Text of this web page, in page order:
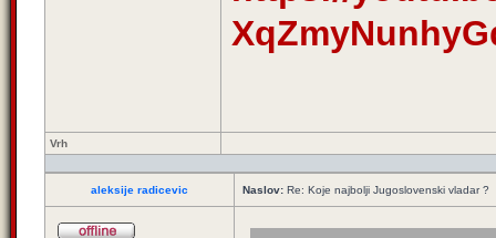
Vrh
aleksije radicevic Naslov: Re: Koje najbolji Jugoslovenski vladar ?